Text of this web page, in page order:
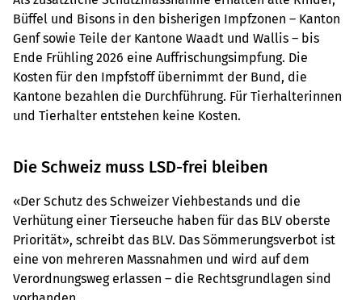
Büffel und Bisons in den bisherigen Impfzonen – Kanton
Genf sowie Teile der Kantone Waadt und Wallis – bis
Ende Frühling 2026 eine Auffrischungsimpfung. Die
Kosten für den Impfstoff übernimmt der Bund, die
Kantone bezahlen die Durchführung. Für Tierhalterinnen
und Tierhalter entstehen keine Kosten.
Die Schweiz muss LSD-frei bleiben
«Der Schutz des Schweizer Viehbestands und die
Verhütung einer Tierseuche haben für das BLV oberste
Priorität», schreibt das BLV. Das Sömmerungsverbot ist
eine von mehreren Massnahmen und wird auf dem
Verordnungsweg erlassen – die Rechtsgrundlagen sind